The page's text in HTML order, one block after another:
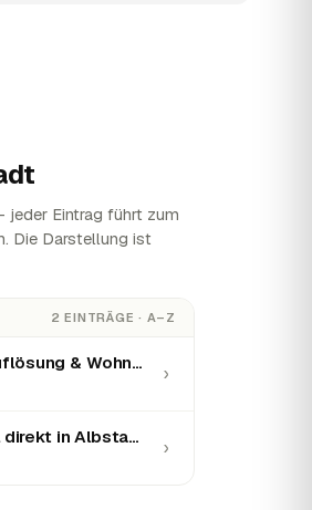
Eintrag führt zum
Die Darstellung ist
2 EINTRÄGE · A–Z
Rümpel TIM | Entrümpelung, Haushaltsauflösung & Wohnungsauflösung ›
Wir räumen auf! ehem. Rilli jetzt Massell direkt in Albstadt Haushaltsauflösungen Entrümpelungen ›